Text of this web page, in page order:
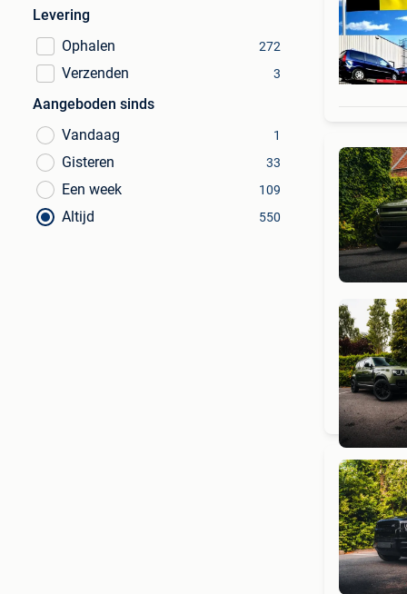
Levering
Ophalen
272
Verzenden 3
Aangeboden sinds
Vandaag
1
Gisteren 33
Een week 109
Altijd 550